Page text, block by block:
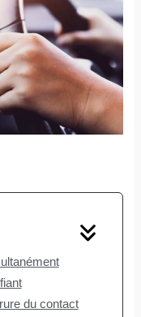
du contact